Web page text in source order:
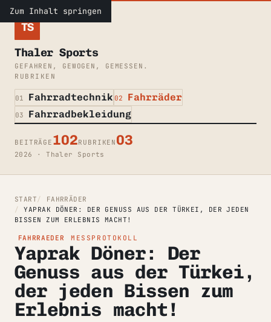
Zum Inhalt springen
TS
Thaler Sports
GEFAHREN, GEWOGEN, GEMESSEN.
RUBRIKEN
01 Fahrradtechnik 02 Fahrräder
03 Fahrradbekleidung
BEITRÄGE 102RUBRIKEN 03
2026 · Thaler Sports
START
FAHRRÄDER
YAPRAK DÖNER: DER GENUSS AUS DER TÜRKEI, DER JEDEN
BISSEN ZUM ERLEBNIS MACHT!
FAHRRAEDER MESSPROTOKOLL
Yaprak Döner: Der
Genuss aus der Türkei,
der jeden Bissen zum
Erlebnis macht!